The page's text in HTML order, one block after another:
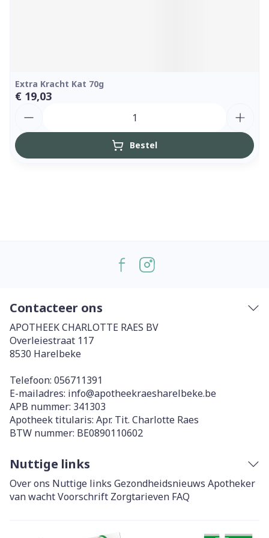
Extra Kracht Kat 70g
€ 19,03
Bestel
Contacteer ons
APOTHEEK CHARLOTTE RAES BV
Overleiestraat 117
8530 Harelbeke
Telefoon: 056711391
E-mailadres: info@apotheekraesharelbeke.be
APB nummer: 341303
Apotheek titularis: Apr. Tit. Charlotte Raes
BTW nummer: BE0890110602
Nuttige links
Over ons Nuttige links Gezondheidsnieuws Apotheker
van wachtVoorschrift Zorgtarieven FAQ